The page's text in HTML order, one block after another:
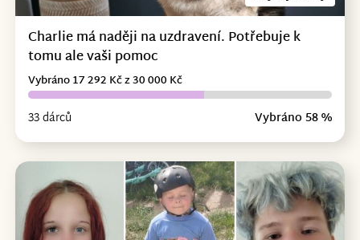
Charlie má naději na uzdravení. Potřebuje k
tomu ale vaši pomoc
33 dárců Vybráno 58 %
Vybráno 17 292 Kč z 30 000 Kč